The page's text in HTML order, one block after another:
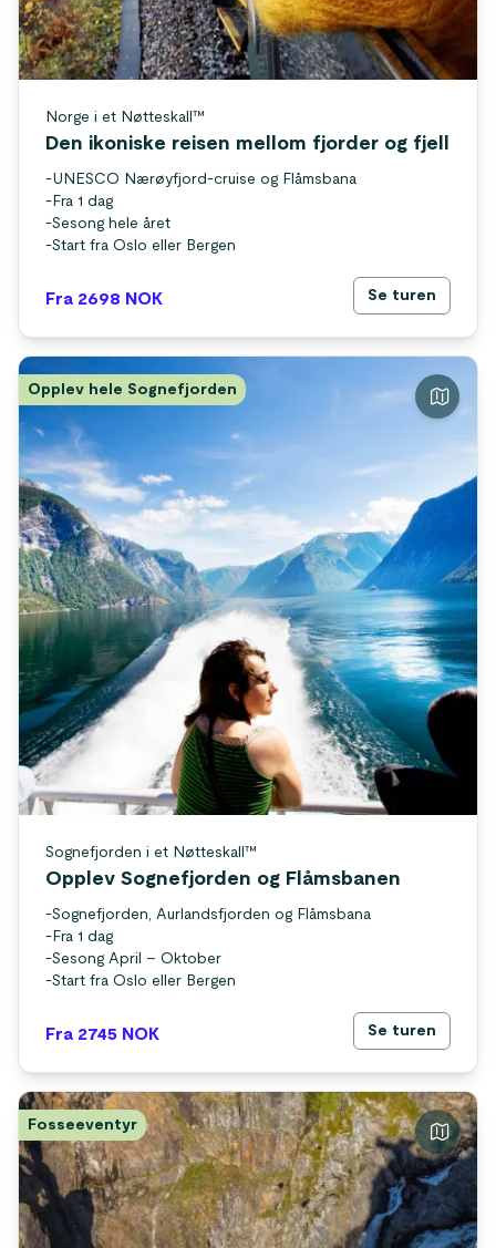
Norge i et Nøtteskall™
Den ikoniske reisen mellom fjorder og fjell
-UNESCO Nærøyfjord-cruise og Flåmsbana
- Fra 1 dag
-Sesong hele året
-Start fra Oslo eller Bergen
Fra 2698 NOK Se turen
Opplev hele Sognefjorden
Sognefjorden i et Nøtteskall™
Opplev Sognefjorden og Flåmsbanen
-Sognefjorden, Aurlandsfjorden og Flåmsbana
- Fra 1 dag
-Sesong April – Oktober
-Start fra Oslo eller Bergen
Fra 2745 NOK Se turen
Fosseeventyr